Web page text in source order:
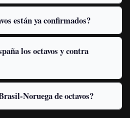
están ya confirmados?
los octavos y contra
Noruega de octavos?